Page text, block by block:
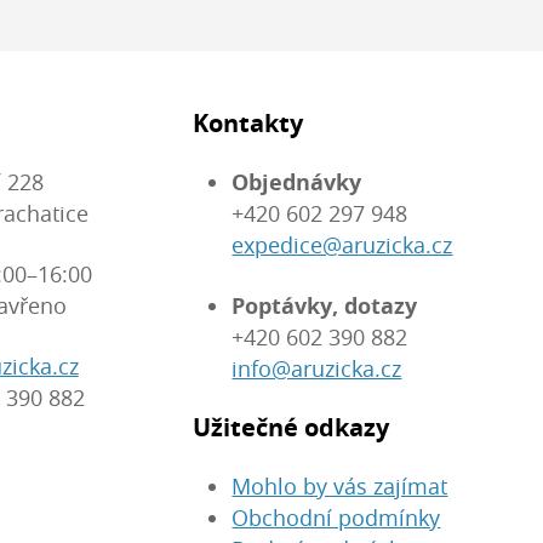
228
390 882
Kontakty
Objednávky
+420 602 297 948
expedice@aruzicka.cz
Poptávky, dotazy
+420 602 390 882
info@aruzicka.cz
Užitečné odkazy
Mohlo by vás zajímat
Obchodní podmínky